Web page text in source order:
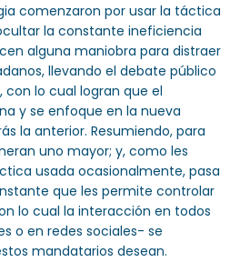
comenzaron por usar la táctica
la constante ineficiencia
alguna maniobra para distraer
llevando el debate público
lo cual logran que el
y se enfoque en la nueva
la anterior. Resumiendo, para
uno mayor; y, como les
usada ocasionalmente, pasa
que les permite controlar
lo cual la interacción en todos
o en redes sociales- se
mandatarios desean.